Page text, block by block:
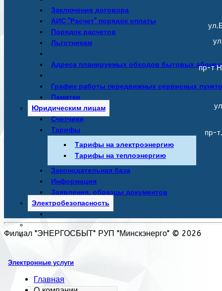
Заключение договора
АИС "Расчет" порядок оплаты
Порядок расчетов
Льготникам
Адреса планируемых обходов бытовых
График работы передвижных сервисных
Памятки
Юридическим лицам
Счетчики
Тарифы
Тарифы на электроэнергию
Тарифы на теплоэнергию
Законодательная база
Информация
Заявления, образцы документов
Электробезопасность
Электронные услуги
пр-т
пр-
Филиал "ЭНЕРГОСБЫТ" РУП "Минскэнерго" © 2026
Главная